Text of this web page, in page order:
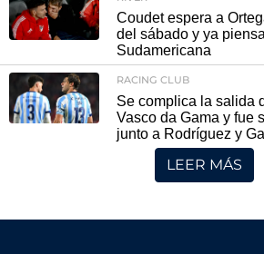
Coudet espera a
del sábado y ya
Sudamericana
RACING CLUB
Se complica la salida
Vasco da Gama y fue
junto a Rodríguez y
LEER MÁS